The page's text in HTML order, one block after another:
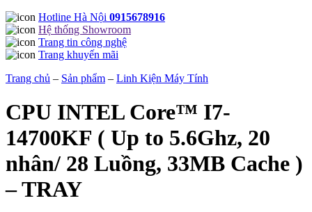
Hotline Hà Nội 0915678916
Hệ thống Showroom
Trang tin công nghệ
Trang khuyến mãi
Trang chủ – Sản phẩm – Linh Kiện Máy Tính
CPU INTEL Core™ I7-
14700KF ( Up to 5.6Ghz, 20
nhân/ 28 Luồng, 33MB Cache )
– TRAY